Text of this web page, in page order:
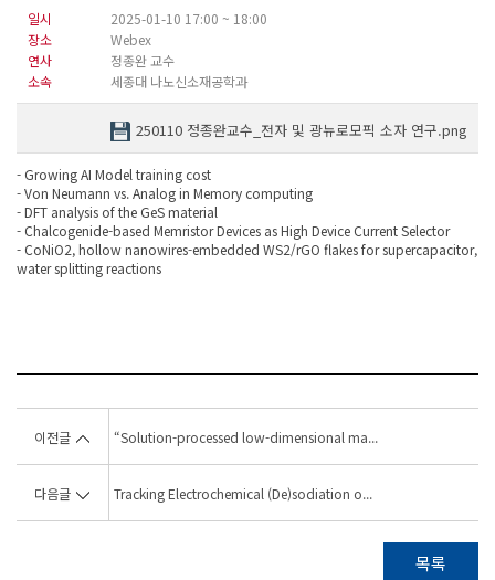
일시
2025-01-10 17:00 ~ 18:00
장소
Webex
연사
정종완 교수
소속
세종대 나노신소재공학과
250110 정종완교수_전자 및 광뉴로모픽 소자 연구.png
- Growing AI Model training cost
- Von Neumann vs. Analog in Memory computing
- DFT analysis of the GeS material
- Chalcogenide-based Memristor Devices as High Device Current Selector
- CoNiO2, hollow nanowires-embedded WS2/rGO flakes for supercapacitor,
water splitting reactions
이전글 “Solution-processed low-dimensional ma...
다음글 Tracking Electrochemical (De)sodiation o...
목록